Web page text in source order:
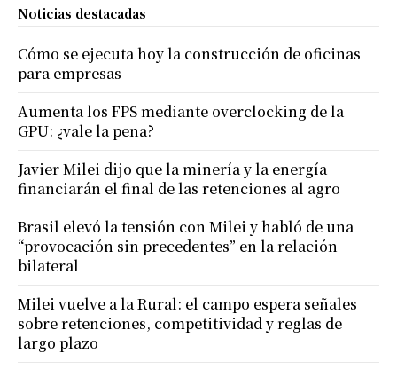
Noticias destacadas
Cómo se ejecuta hoy la construcción de oficinas
para empresas
Aumenta los FPS mediante overclocking de la
GPU: ¿vale la pena?
Javier Milei dijo que la minería y la energía
financiarán el final de las retenciones al agro
Brasil elevó la tensión con Milei y habló de una
“provocación sin precedentes” en la relación
bilateral
Milei vuelve a la Rural: el campo espera señales
sobre retenciones, competitividad y reglas de
largo plazo